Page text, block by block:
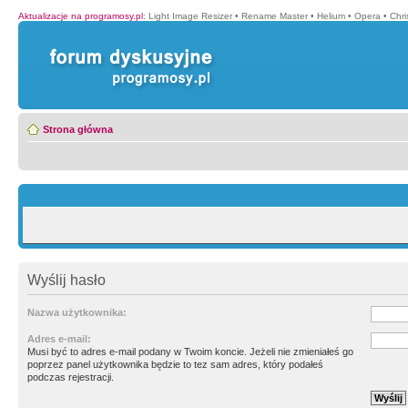
Aktualizacje na programosy.pl: Light Image Resizer • Rename Master • Helium • Opera •
Strona główna
Wyślij hasło
Nazwa użytkownika:
Adres e-mail:
Musi być to adres e-mail podany w Twoim koncie. Jeżeli nie zmieniałeś go
poprzez panel użytkownika będzie to tez sam adres, który podałeś
podczas rejestracji.